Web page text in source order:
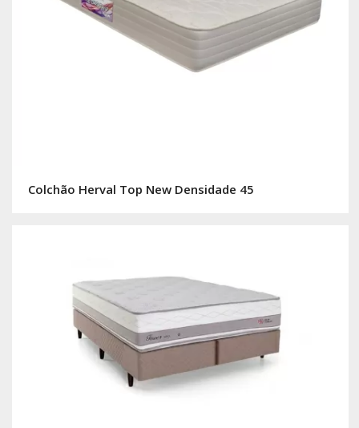
Colchão Herval Top New Densidade 45